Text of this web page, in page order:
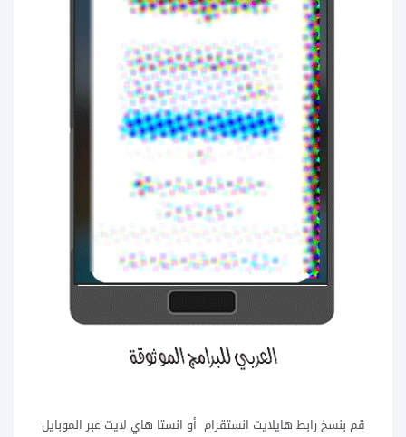
قم بنسخ رابط هايلايت انستقرام أو انستا هاي لايت عبر الموبايل